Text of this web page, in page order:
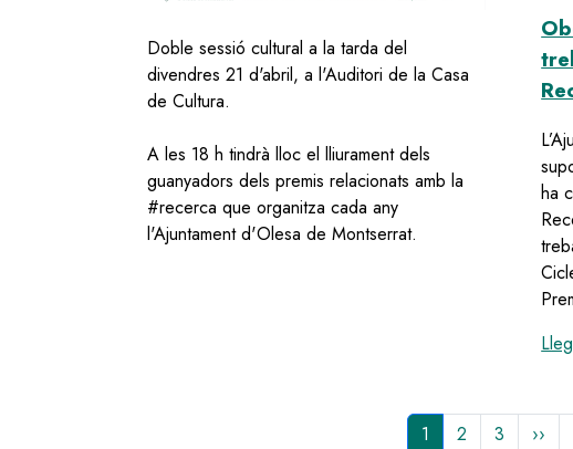
Doble sessió cultural a la tarda del
divendres 21 d'abril, a l'Auditori de la Casa
de Cultura.
A les 18 h tindrà lloc el lliurament dels
guanyadors dels premis relacionats amb la
#recerca que organitza cada any
l'Ajuntament d'Olesa de Montserrat.
ha
Pàgina
1 Page
2 Page
3 ››